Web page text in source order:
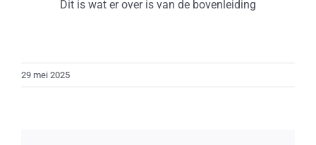
Dit is wat er over is van de bovenleiding
29 mei 2025